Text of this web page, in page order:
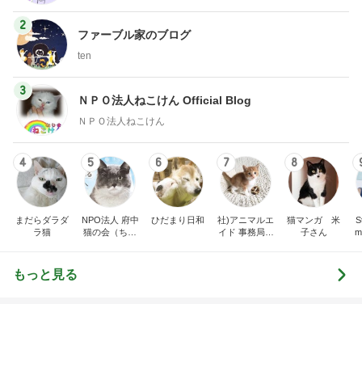
2
ファーブル家のブログ
ten
3
ＮＰＯ法人ねこけん Official Blog
ＮＰＯ法人ねこけん
4
まだらダラダ
ラ猫
5
NPO法人 府中
猫の会（ちゅ
6
ひだまり日和
7
社)アニマルエ
イド 事務局＆
8
猫マンガ 米
子さん
もっと見る